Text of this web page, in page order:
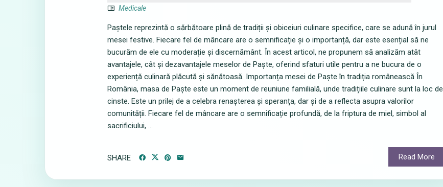
Medicale
Paștele reprezintă o sărbătoare plină de tradiții și obiceiuri culinare specifice, care se adună în jurul
mesei festive. Fiecare fel de mâncare are o semnificație și o importanță, dar este esențial să ne
bucurăm de ele cu moderație și discernământ. În acest articol, ne propunem să analizăm atât
avantajele, cât și dezavantajele meselor de Paște, oferind sfaturi utile pentru a ne bucura de o
experiență culinară plăcută și sănătoasă. Importanța mesei de Paște în tradiția românească În
România, masa de Paște este un moment de reuniune familială, unde tradițiile culinare sunt la loc de
cinste. Este un prilej de a celebra renașterea și speranța, dar și de a reflecta asupra valorilor
comunității. Fiecare fel de mâncare are o semnificație profundă, de la friptura de miel, simbol al
sacrificiului, ...
Read More
SHARE